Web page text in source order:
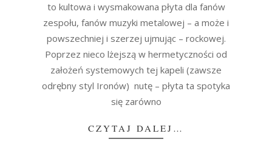
to kultowa i wysmakowana płyta dla fanów
zespołu, fanów muzyki metalowej – a może i
powszechniej i szerzej ujmując – rockowej.
Poprzez nieco lżejszą w hermetyczności od
założeń systemowych tej kapeli (zawsze
odrębny styl Ironów) nutę – płyta ta spotyka
się zarówno
CZYTAJ DALEJ…